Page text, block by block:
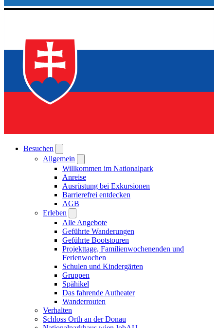
Besuchen
Allgemein
Willkommen im Nationalpark
Anreise
Ausrüstung bei Exkursionen
Barrierefrei entdecken
AGB
Erleben
Alle Angebote
Geführte Wanderungen
Geführte Bootstouren
Projekttage, Familienwochenenden und
Ferienwochen
Schulen und Kindergärten
Gruppen
Spähikel
Das fahrende Autheater
Wanderrouten
Verhalten
Schloss Orth an der Donau